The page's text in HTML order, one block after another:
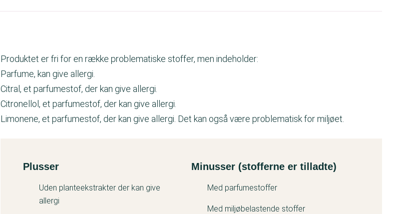
Produktet er fri for en række problematiske stoffer, men indeholder:
Parfume, kan give allergi.
Citral, et parfumestof, der kan give allergi.
Citronellol, et parfumestof, der kan give allergi.
Limonene, et parfumestof, der kan give allergi. Det kan også være problematisk for miljøet.
Kemitest
Plusser Minusser (stofferne er tilladte)
Uden planteekstrakter der kan give
allergi
Med parfumestoffer
Med miljøbelastende stoffer